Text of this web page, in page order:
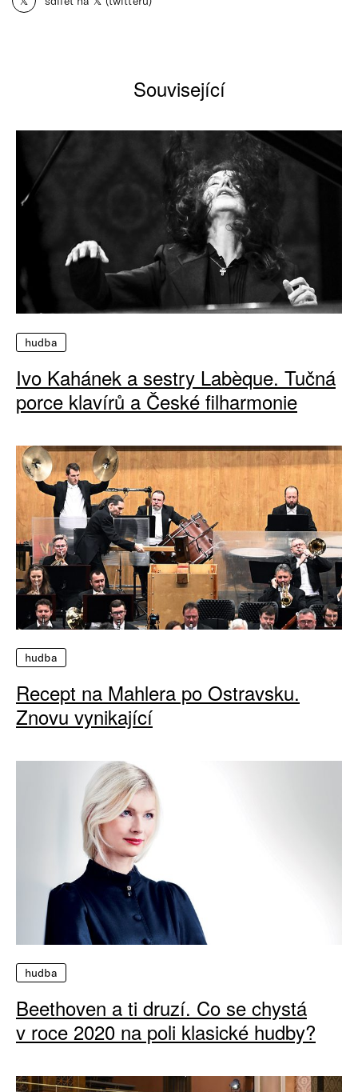
Související
hudba
Ivo Kahánek a sestry Labèque. Tučná
porce klavírů a České filharmonie
hudba
Recept na Mahlera po Ostravsku.
Znovu vynikající
hudba
Beethoven a ti druzí. Co se chystá
v roce 2020 na poli klasické hudby?